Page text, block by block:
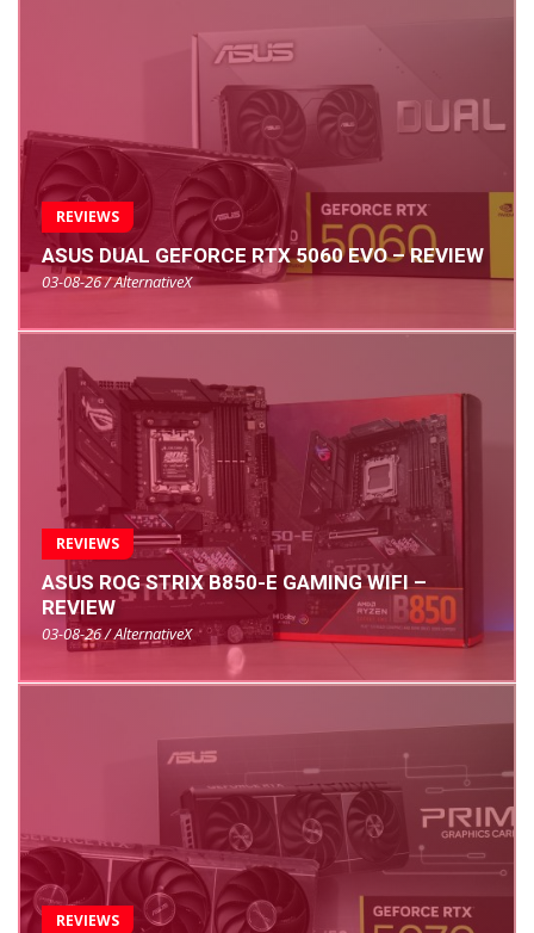
REVIEWS
ASUS DUAL GEFORCE RTX 5060 EVO – REVIEW
03-08-26 / AlternativeX
REVIEWS
ASUS ROG STRIX B850-E GAMING WIFI –
REVIEW
03-08-26 / AlternativeX
REVIEWS